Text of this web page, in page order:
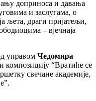
доприноса и давања
и заслугама, о
љета, драги пријатељи,
– вјечнаја
управом Чедомира
композицију “Вратиће се
свечане академије,